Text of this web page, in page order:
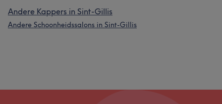
Andere Kappers in Sint-Gillis
Andere Schoonheidssalons in Sint-Gillis